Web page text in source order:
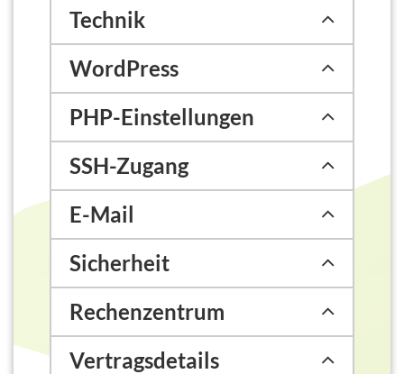
Technik
WordPress
PHP-Einstellungen
SSH-Zugang
E-Mail
Sicherheit
Rechenzentrum
Vertragsdetails